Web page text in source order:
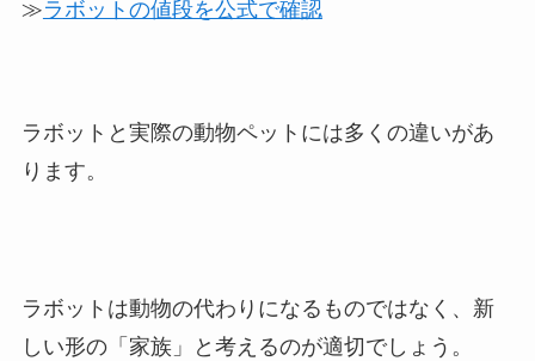
≫ラボットの値段を公式で確認
ラボットと実際の動物ペットには多くの違いがあ
ります。
ラボットは動物の代わりになるものではなく、新
しい形の「家族」と考えるのが適切でしょう。